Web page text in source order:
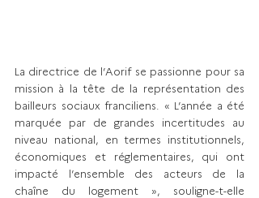
La directrice de l’Aorif se passionne pour sa
mission à la tête de la représentation des
bailleurs sociaux franciliens. « L’année a été
marquée par de grandes incertitudes au
niveau national, en termes institutionnels,
économiques et réglementaires, qui ont
impacté l’ensemble des acteurs de la
chaîne du logement », souligne-t-elle